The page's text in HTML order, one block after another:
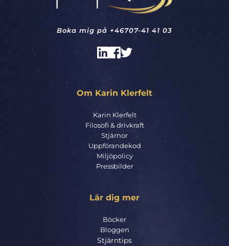
Boka mig på +46707-41 41 03
Om Karin Klerfelt
Karin Klerfelt
Filosofi & drivkraft
Stjärnor
Uppförandekod
Miljöpolicy
Pressbilder
Lär dig mer
Böcker
Bloggen
Stjärntips